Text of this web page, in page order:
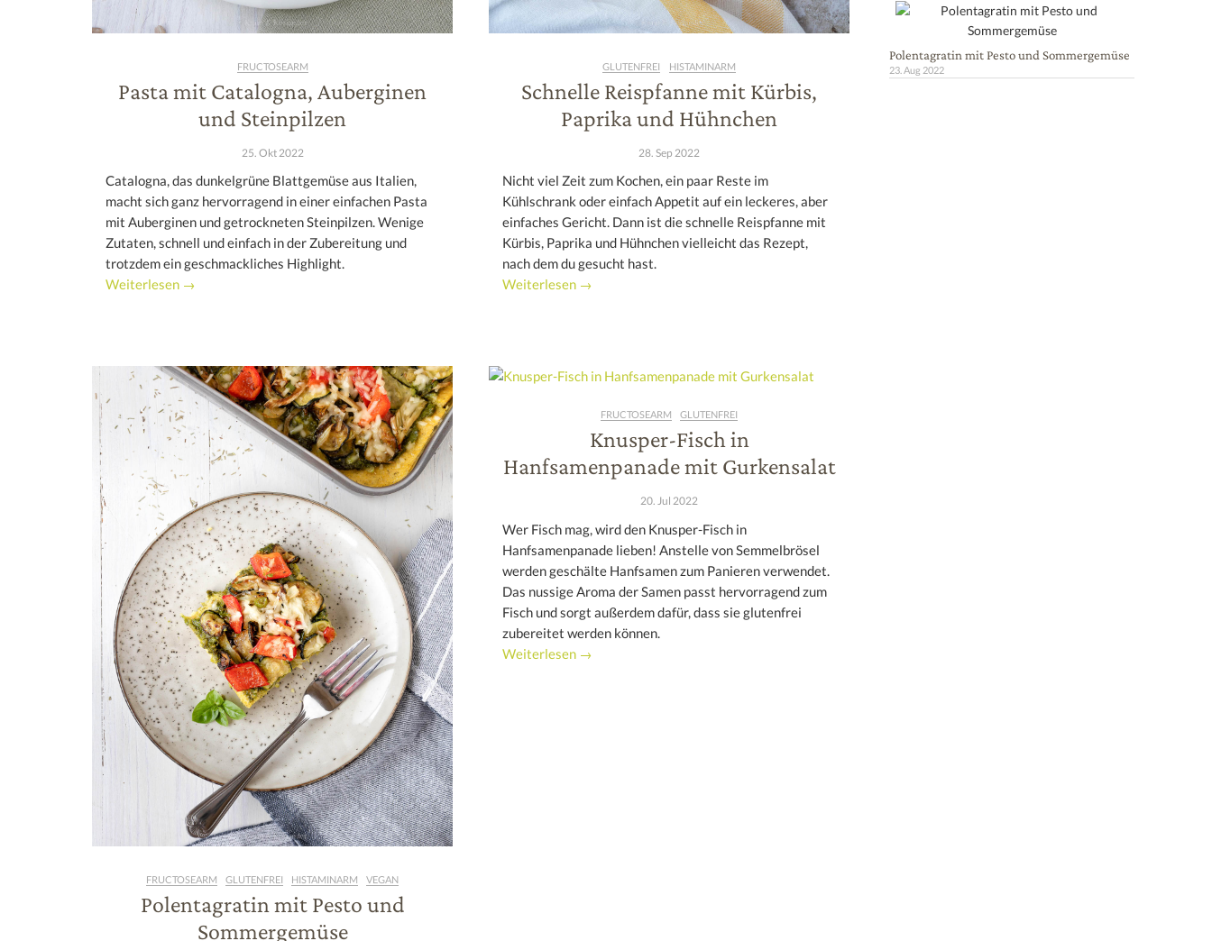
FRUCTOSEARM
Pasta mit Catalogna, Auberginen
und Steinpilzen
25. Okt 2022
Catalogna, das dunkelgrüne Blattgemüse aus Italien,
macht sich ganz hervorragend in einer einfachen Pasta
mit Auberginen und getrockneten Steinpilzen. Wenige
Zutaten, schnell und einfach in der Zubereitung und
trotzdem ein geschmackliches Highlight.
Weiterlesen →
GLUTENFREI HISTAMINARM
Schnelle Reispfanne mit Kürbis,
Paprika und Hühnchen
28. Sep 2022
Nicht viel Zeit zum Kochen, ein paar Reste im
Kühlschrank oder einfach Appetit auf ein leckeres, aber
einfaches Gericht. Dann ist die schnelle Reispfanne mit
Kürbis, Paprika und Hühnchen vielleicht das Rezept,
nach dem du gesucht hast.
Weiterlesen →
FRUCTOSEARM GLUTENFREI HISTAMINARM VEGAN
Polentagratin mit Pesto und
Sommergemüse
FRUCTOSEARM GLUTENFREI
Knusper-Fisch in
Hanfsamenpanade mit Gurkensalat
20. Jul 2022
Wer Fisch mag, wird den Knusper-Fisch in
Hanfsamenpanade lieben! Anstelle von Semmelbrösel
werden geschälte Hanfsamen zum Panieren verwendet.
Das nussige Aroma der Samen passt hervorragend zum
Fisch und sorgt außerdem dafür, dass sie glutenfrei
zubereitet werden können.
Weiterlesen →
Polentagratin mit Pesto und Sommergemüse
23. Aug 2022